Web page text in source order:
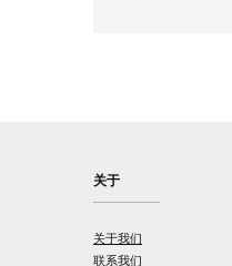
关于
关于我们
联系我们